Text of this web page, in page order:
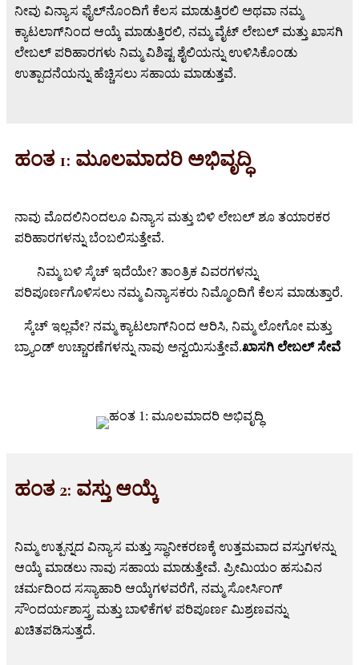
ನೀವು ವಿನ್ಯಾಸ ಫೈಲ್‌ನೊಂದಿಗೆ ಕೆಲಸ ಮಾಡುತ್ತಿರಲಿ ಅಥವಾ ನಮ್ಮ
ಕ್ಯಾಟಲಾಗ್‌ನಿಂದ ಆಯ್ಕೆ ಮಾಡುತ್ತಿರಲಿ, ನಮ್ಮ ವೈಟ್ ಲೇಬಲ್ ಮತ್ತು ಖಾಸಗಿ
ಲೇಬಲ್ ಪರಿಹಾರಗಳು ನಿಮ್ಮ ವಿಶಿಷ್ಟ ಶೈಲಿಯನ್ನು ಉಳಿಸಿಕೊಂಡು
ಉತ್ಪಾದನೆಯನ್ನು ಹೆಚ್ಚಿಸಲು ಸಹಾಯ ಮಾಡುತ್ತವೆ.
ಹಂತ 1: ಮೂಲಮಾದರಿ ಅಭಿವೃದ್ಧಿ
ನಾವು ಮೊದಲಿನಿಂದಲೂ ವಿನ್ಯಾಸ ಮತ್ತು ಬಿಳಿ ಲೇಬಲ್ ಶೂ ತಯಾರಕರ
ಪರಿಹಾರಗಳನ್ನು ಬೆಂಬಲಿಸುತ್ತೇವೆ.
ನಿಮ್ಮ ಬಳಿ ಸ್ಕೆಚ್ ಇದೆಯೇ? ತಾಂತ್ರಿಕ ವಿವರಗಳನ್ನು
ಪರಿಪೂರ್ಣಗೊಳಿಸಲು ನಮ್ಮ ವಿನ್ಯಾಸಕರು ನಿಮ್ಮೊಂದಿಗೆ ಕೆಲಸ ಮಾಡುತ್ತಾರೆ.
ಸ್ಕೆಚ್ ಇಲ್ಲವೇ? ನಮ್ಮ ಕ್ಯಾಟಲಾಗ್‌ನಿಂದ ಆರಿಸಿ, ನಿಮ್ಮ ಲೋಗೋ ಮತ್ತು
ಬ್ರ್ಯಾಂಡ್ ಉಚ್ಚಾರಣೆಗಳನ್ನು ನಾವು ಅನ್ವಯಿಸುತ್ತೇವೆ.ಖಾಸಗಿ ಲೇಬಲ್ ಸೇವೆ
ಹಂತ 2: ವಸ್ತು ಆಯ್ಕೆ
ನಿಮ್ಮ ಉತ್ಪನ್ನದ ವಿನ್ಯಾಸ ಮತ್ತು ಸ್ಥಾನೀಕರಣಕ್ಕೆ ಉತ್ತಮವಾದ ವಸ್ತುಗಳನ್ನು
ಆಯ್ಕೆ ಮಾಡಲು ನಾವು ಸಹಾಯ ಮಾಡುತ್ತೇವೆ. ಪ್ರೀಮಿಯಂ ಹಸುವಿನ
ಚರ್ಮದಿಂದ ಸಸ್ಯಾಹಾರಿ ಆಯ್ಕೆಗಳವರೆಗೆ, ನಮ್ಮ ಸೋರ್ಸಿಂಗ್
ಸೌಂದರ್ಯಶಾಸ್ತ್ರ ಮತ್ತು ಬಾಳಿಕೆಗಳ ಪರಿಪೂರ್ಣ ಮಿಶ್ರಣವನ್ನು
ಖಚಿತಪಡಿಸುತ್ತದೆ.